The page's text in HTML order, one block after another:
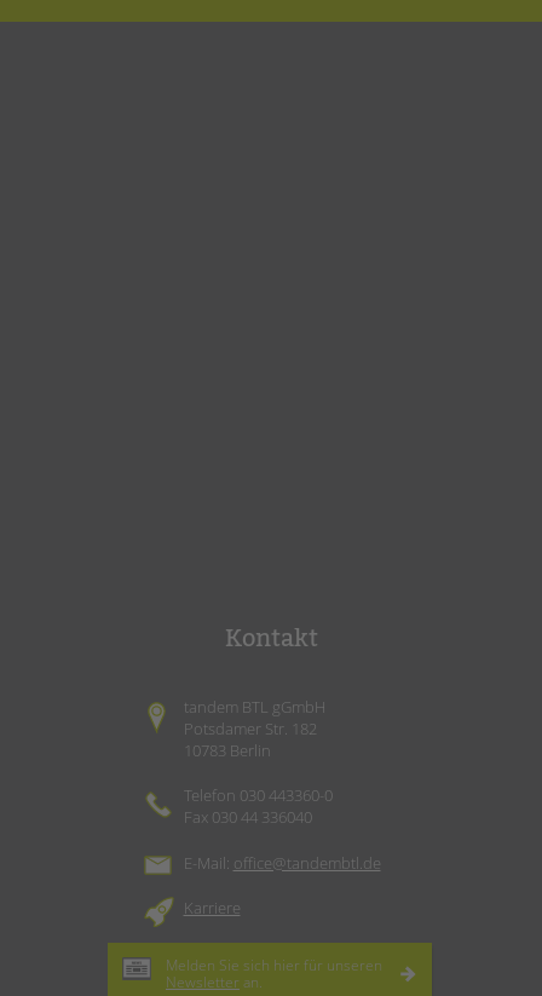
Kontakt
tandem BTL gGmbH
Potsdamer Str. 182
10783 Berlin
Telefon 030 443360-0
Fax 030 44 336040
E-Mail: office@tandembtl.de
Karriere
Melden Sie sich hier für unseren
Newsletter an.